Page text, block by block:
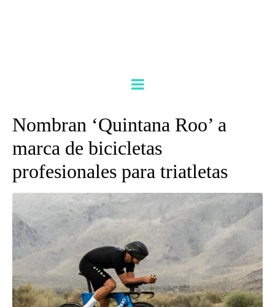
Nombran ‘Quintana Roo’ a
marca de bicicletas
profesionales para triatletas